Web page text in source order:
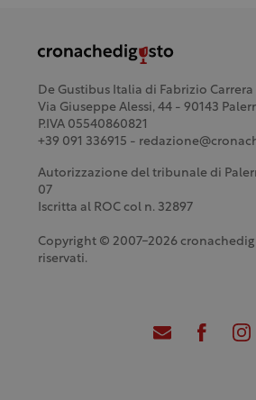
De Gustibus Italia di Fabrizio Carrera
Via Giuseppe Alessi, 44 - 90143
P.IVA 05540860821
+39 091 336915 -
Autorizzazione del tribunale di
07
Iscritta al ROC col n. 32897
Copyright © 2007-2026
riservati.